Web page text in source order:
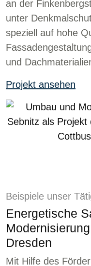
an der
unter
speziell auf hohe
und
Projekt ansehen
Beispiele unser
Energetische
Dresden
Mit Hilfe des